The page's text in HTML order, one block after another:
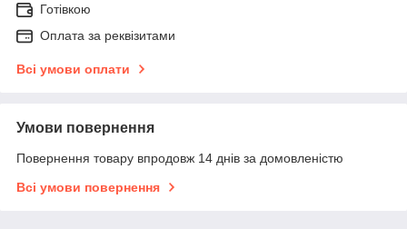
Готівкою
Оплата за реквізитами
Всі умови оплати
Умови повернення
Повернення товару впродовж 14 днів за домовленістю
Всі умови повернення